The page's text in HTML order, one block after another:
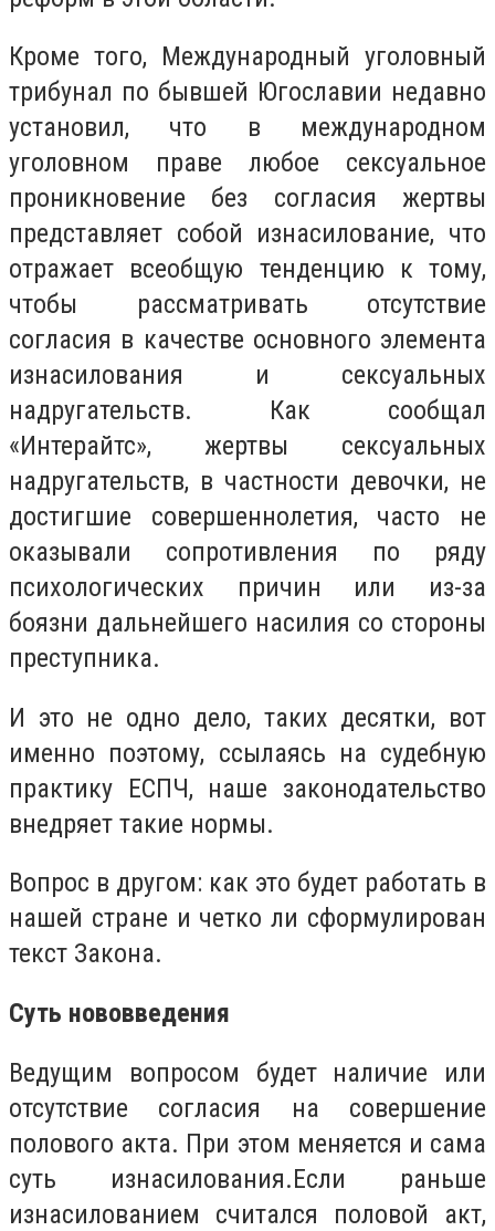
Кроме того, Международный уголовный
трибунал по бывшей Югославии недавно
установил, что в международном
уголовном праве любое сексуальное
проникновение без согласия жертвы
представляет собой изнасилование, что
отражает всеобщую тенденцию к тому,
чтобы рассматривать отсутствие
согласия в качестве основного элемента
изнасилования и сексуальных
надругательств. Как сообщал
«Интерайтс», жертвы сексуальных
надругательств, в частности девочки, не
достигшие совершеннолетия, часто не
оказывали сопротивления по ряду
психологических причин или из-за
боязни дальнейшего насилия со стороны
преступника.
И это не одно дело, таких десятки, вот
именно поэтому, ссылаясь на судебную
практику ЕСПЧ, наше законодательство
внедряет такие нормы.
Вопрос в другом: как это будет работать в
нашей стране и четко ли сформулирован
текст Закона.
Суть нововведения
Ведущим вопросом будет наличие или
отсутствие согласия на совершение
полового акта. При этом меняется и сама
суть изнасилования.Если раньше
изнасилованием считался половой акт,